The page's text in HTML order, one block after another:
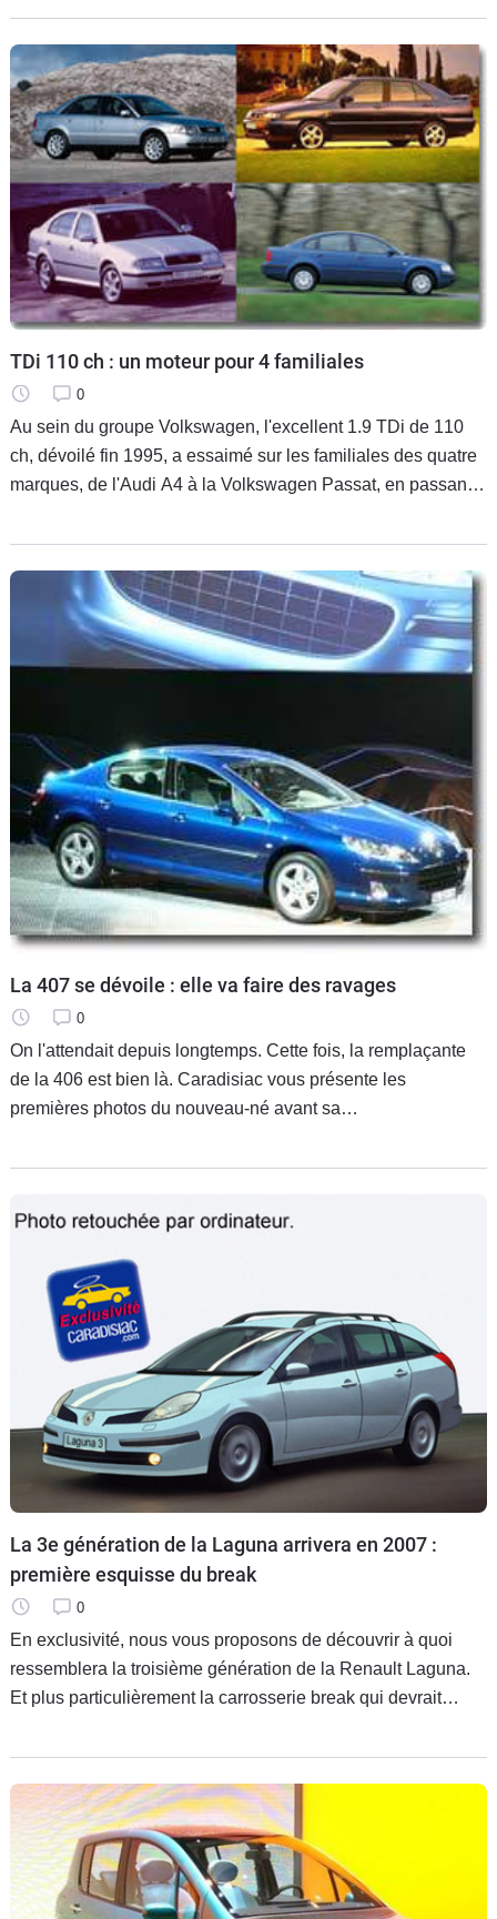
Berlingo et Kangoo. Les
TDi 110 ch : un moteur pour 4 familiales
0
Au sein du groupe Volkswagen, l'excellent 1.9 TDi de 110
ch, dévoilé fin 1995, a essaimé sur les familiales des quatre
marques, de l'Audi A4 à la Volkswagen Passat, en passant
écrin
La 407 se dévoile : elle va faire des ravages
0
On l'attendait depuis longtemps. Cette fois, la remplaçante
de la 406 est bien là. Caradisiac vous présente les
premières photos du nouveau-né avant sa
par une gueule de requin déjà
La 3e génération de la Laguna arrivera en 2007 :
première esquisse du break
0
En exclusivité, nous vous proposons de découvrir à quoi
ressemblera la troisième génération de la Renault Laguna.
Et plus particulièrement la carrosserie break qui devrait
commerciale en